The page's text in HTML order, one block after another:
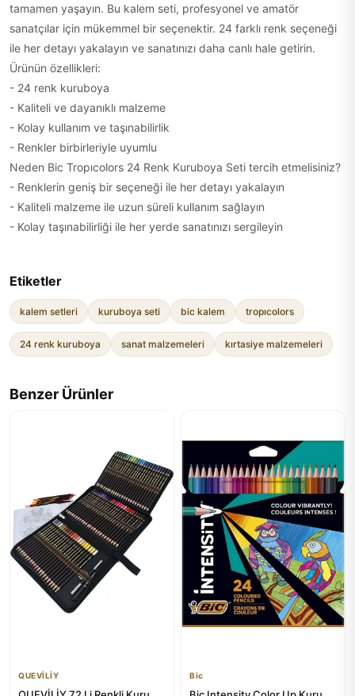
tamamen yaşayın. Bu kalem seti, profesyonel ve amatör
sanatçılar için mükemmel bir seçenektir. 24 farklı renk seçeneği
ile her detayı yakalayın ve sanatınızı daha canlı hale getirin.
Ürünün özellikleri:
- 24 renk kuruboya
- Kaliteli ve dayanıklı malzeme
- Kolay kullanım ve taşınabilirlik
- Renkler birbirleriyle uyumlu
Neden Bic Tropıcolors 24 Renk Kuruboya Seti tercih etmelisiniz?
- Renklerin geniş bir seçeneği ile her detayı yakalayın
- Kaliteli malzeme ile uzun süreli kullanım sağlayın
- Kolay taşınabilirliği ile her yerde sanatınızı sergileyin
Etiketler
kalem setleri kuruboya seti bic kalem tropıcolors
24 renk kuruboya sanat malzemeleri kırtasiye malzemeleri
Benzer Ürünler
QUEVİLİY Bic